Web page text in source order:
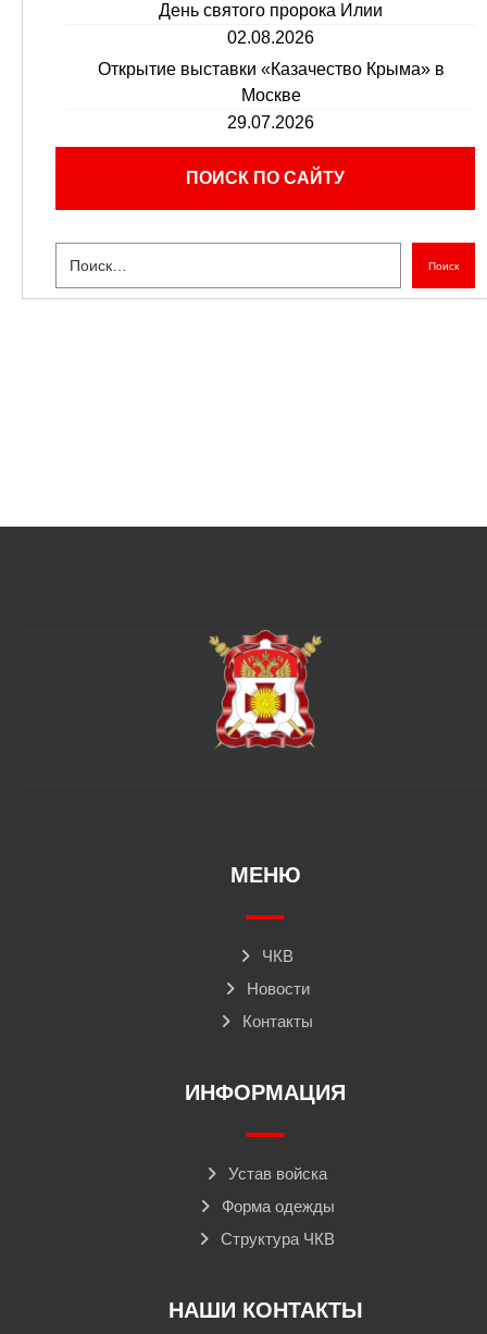
День святого пророка Илии
02.08.2026
Открытие выставки «Казачество Крыма» в
Москве
29.07.2026
ПОИСК ПО САЙТУ
Поиск
МЕНЮ
ЧКВ
Новости
Контакты
ИНФОРМАЦИЯ
Устав войска
Форма одежды
Структура ЧКВ
НАШИ КОНТАКТЫ